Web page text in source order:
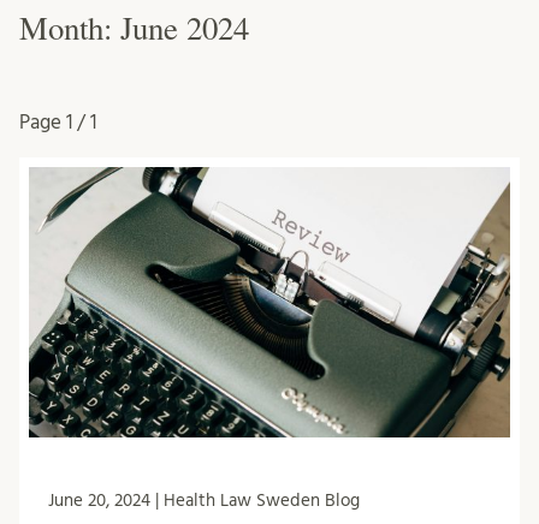
Month: June 2024
Page 1 / 1
June 20, 2024 | Health Law Sweden Blog